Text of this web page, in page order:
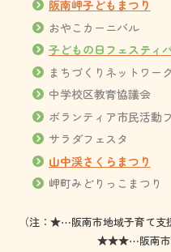
阪南岬子どもまつり
おやこカーニバル
子どもの日フェスティ
まちづくりネットワーク
中学校区教育協議会
ボランティア市民活動
サラダフェスタ
山中渓さくらまつり
岬町みどりっこまつり
（注：★⋯阪南市地域子育て
★★★⋯阪南市